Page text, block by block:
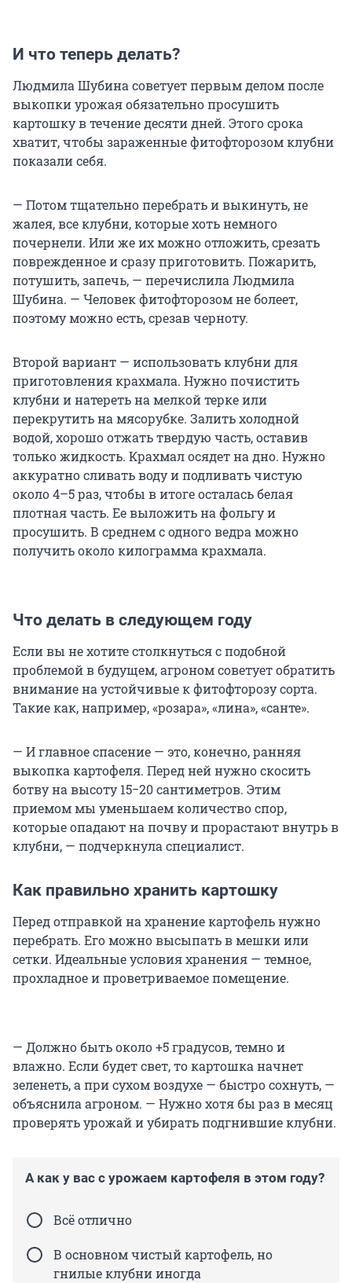
И что теперь делать?
Людмила Шубина советует первым делом после
выкопки урожая обязательно просушить
картошку в течение десяти дней. Этого срока
хватит, чтобы зараженные фитофторозом клубни
показали себя.
— Потом тщательно перебрать и выкинуть, не
жалея, все клубни, которые хоть немного
почернели. Или же их можно отложить, срезать
поврежденное и сразу приготовить. Пожарить,
потушить, запечь, — перечислила Людмила
Шубина. — Человек фитофторозом не болеет,
поэтому можно есть, срезав черноту.
Второй вариант — использовать клубни для
приготовления крахмала. Нужно почистить
клубни и натереть на мелкой терке или
перекрутить на мясорубке. Залить холодной
водой, хорошо отжать твердую часть, оставив
только жидкость. Крахмал осядет на дно. Нужно
аккуратно сливать воду и подливать чистую
около 4–5 раз, чтобы в итоге осталась белая
плотная часть. Ее выложить на фольгу и
просушить. В среднем с одного ведра можно
получить около килограмма крахмала.
Что делать в следующем году
Если вы не хотите столкнуться с подобной
проблемой в будущем, агроном советует обратить
внимание на устойчивые к фитофторозу сорта.
Такие как, например, «розара», «лина», «санте».
— И главное спасение — это, конечно, ранняя
выкопка картофеля. Перед ней нужно скосить
ботву на высоту 15−20 сантиметров. Этим
приемом мы уменьшаем количество спор,
которые опадают на почву и прорастают внутрь в
клубни, — подчеркнула специалист.
Как правильно хранить картошку
Перед отправкой на хранение картофель нужно
перебрать. Его можно высыпать в мешки или
сетки. Идеальные условия хранения — темное,
прохладное и проветриваемое помещение.
— Должно быть около +5 градусов, темно и
влажно. Если будет свет, то картошка начнет
зеленеть, а при сухом воздухе — быстро сохнуть, —
объяснила агроном. — Нужно хотя бы раз в месяц
проверять урожай и убирать подгнившие клубни.
А как у вас с урожаем картофеля в этом году?
Всё отлично
В основном чистый картофель, но
гнилые клубни иногда